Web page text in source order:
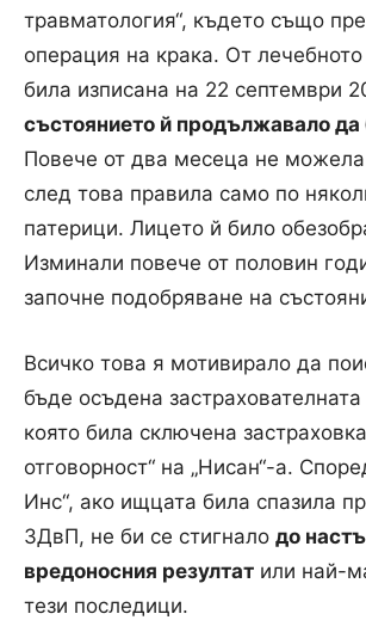
травматология“, където също
операция на крака. От
била изписана на 22 септември
състоянието й продължавало
Повече от два месеца не
след това правила само по
патерици. Лицето й било
Изминали повече от половин
започне подобряване на
Всичко това я мотивирало да
бъде осъдена
която била сключена
отговорност“ на „Нисан“-а.
Инс“, ако ищцата била спазила
ЗДвП, не би се стигнало до
вредоносния резултат или най-
тези последици.